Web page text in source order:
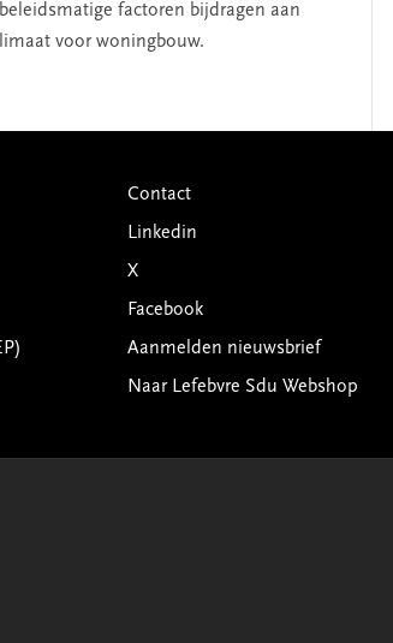
factoren bijdragen aan
voor woningbouw.
Contact
Linkedin
X
Facebook
Aanmelden nieuwsbrief
Naar Lefebvre Sdu Webshop